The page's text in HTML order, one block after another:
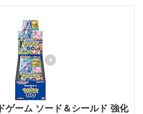
ゲーム ソード＆シールド 強化